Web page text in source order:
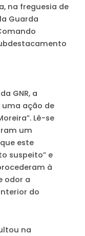
na freguesia de
Guarda
GNR, a
ação de
Lê-se
um
este
suspeito” e
à
odor a
do
na